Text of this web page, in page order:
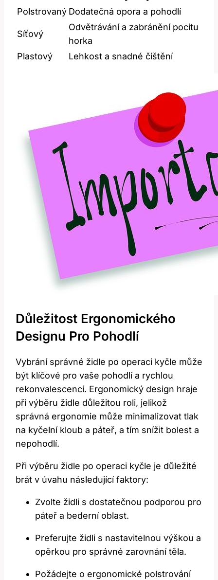
Polstrovaný Dodatečná opora a pohodlí
Síťový
Odvětrávání a zabránění pocitu
horka
Plastový
Lehkost a snadné čištění
Důležitost Ergonomického
Designu Pro Pohodlí
Vybrání správné židle po operaci kyčle může
být klíčové pro vaše pohodlí a rychlou
rekonvalescenci. Ergonomický design hraje
při výběru židle důležitou roli, jelikož
správná ergonomie může minimalizovat tlak
na kyčelní kloub a páteř, a tím snížit bolest a
nepohodlí.
Při výběru židle po operaci kyčle je důležité
brát v úvahu následující faktory:
Zvolte židli s dostatečnou podporou pro
páteř a bederní oblast.
Preferujte židli s nastavitelnou výškou a
opěrkou pro správné zarovnání těla.
Požádejte o ergonomické polstrování